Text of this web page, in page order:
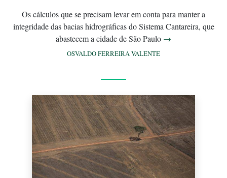
Os cálculos que se precisam levar em conta para manter a
integridade das bacias hidrográficas do Sistema Cantareira, que
abastecem a cidade de São Paulo →
OSVALDO FERREIRA VALENTE